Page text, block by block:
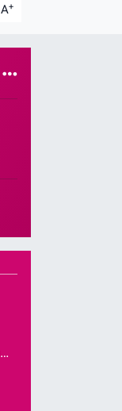
A+